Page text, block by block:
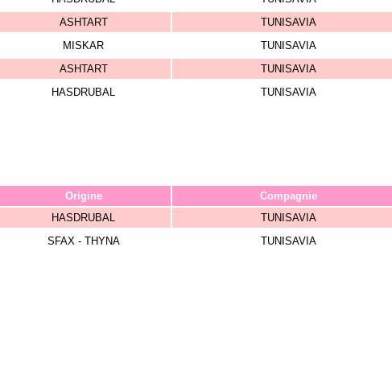
ASHTART TUNISAVIA
MISKAR TUNISAVIA
ASHTART TUNISAVIA
HASDRUBAL TUNISAVIA
Origine Compagnie
HASDRUBAL TUNISAVIA
SFAX - THYNA TUNISAVIA